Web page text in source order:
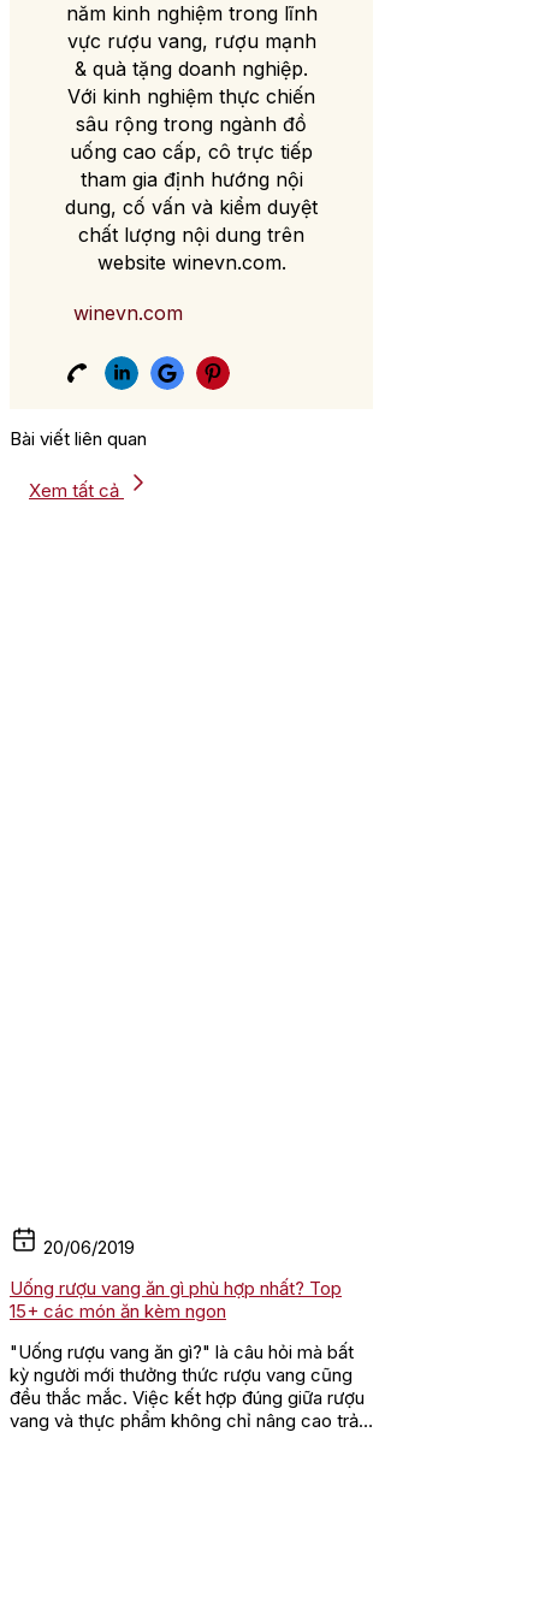
năm kinh nghiệm trong lĩnh
vực rượu vang, rượu mạnh
& quà tặng doanh nghiệp.
Với kinh nghiệm thực chiến
sâu rộng trong ngành đồ
uống cao cấp, cô trực tiếp
tham gia định hướng nội
dung, cố vấn và kiểm duyệt
chất lượng nội dung trên
website winevn.com.
winevn.com
Bài viết liên quan
Xem tất cả
20/06/2019
Uống rượu vang ăn gì phù hợp nhất? Top
15+ các món ăn kèm ngon
"Uống rượu vang ăn gì?" là câu hỏi mà bất
kỳ người mới thưởng thức rượu vang cũng
đều thắc mắc. Việc kết hợp đúng giữa rượu
vang và thực phẩm không chỉ nâng cao trải